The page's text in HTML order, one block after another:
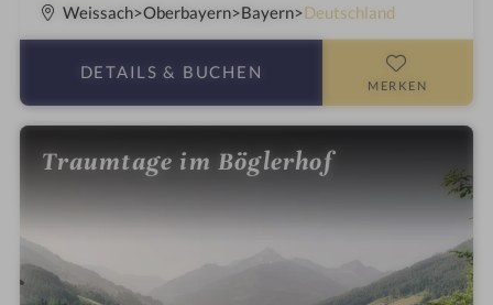
S
t
n
Weissach Oberbayern Bayern Deutschland
DETAILS & BUCHEN
MERKEN
Traumtage im Böglerhof